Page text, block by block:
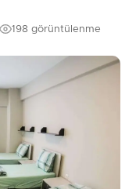
198 görüntülenme